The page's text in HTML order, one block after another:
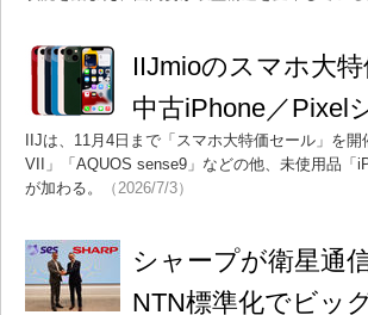
IIJmioのスマホ大
中古iPhone／Pixel
IIJは、11月4日まで「スマホ大特価セール」を
VII」「AQUOS sense9」などの他、未使用品「
が加わる。
（2026/7/3）
シャープが衛星通
NTN標準化でビッ